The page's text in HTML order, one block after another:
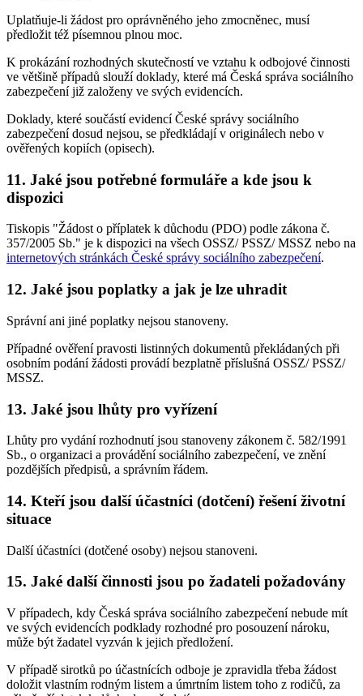
Uplatňuje-li žádost pro oprávněného jeho zmocněnec, musí
předložit též písemnou plnou moc.
K prokázání rozhodných skutečností ve vztahu k odbojové činnosti
ve většině případů slouží doklady, které má Česká správa sociálního
zabezpečení již založeny ve svých evidencích.
Doklady, které součástí evidencí České správy sociálního
zabezpečení dosud nejsou, se předkládají v originálech nebo v
ověřených kopiích (opisech).
11. Jaké jsou potřebné formuláře a kde jsou k
dispozici
Tiskopis "Žádost o příplatek k důchodu (PDO) podle zákona č.
357/2005 Sb." je k dispozici na všech OSSZ/ PSSZ/ MSSZ nebo na
internetových stránkách České správy sociálního zabezpečení.
12. Jaké jsou poplatky a jak je lze uhradit
Správní ani jiné poplatky nejsou stanoveny.
Případné ověření pravosti listinných dokumentů překládaných při
osobním podání žádosti provádí bezplatně příslušná OSSZ/ PSSZ/
MSSZ.
13. Jaké jsou lhůty pro vyřízení
Lhůty pro vydání rozhodnutí jsou stanoveny zákonem č. 582/1991
Sb., o organizaci a provádění sociálního zabezpečení, ve znění
pozdějších předpisů, a správním řádem.
14. Kteří jsou další účastníci (dotčení) řešení životní
situace
Další účastníci (dotčené osoby) nejsou stanoveni.
15. Jaké další činnosti jsou po žadateli požadovány
V případech, kdy Česká správa sociálního zabezpečení nebude mít
ve svých evidencích podklady rozhodné pro posouzení nároku,
může být žadatel vyzván k jejich předložení.
V případě sirotků po účastnících odboje je zpravidla třeba žádost
doložit vlastním rodným listem a úmrtním listem toho z rodičů, za